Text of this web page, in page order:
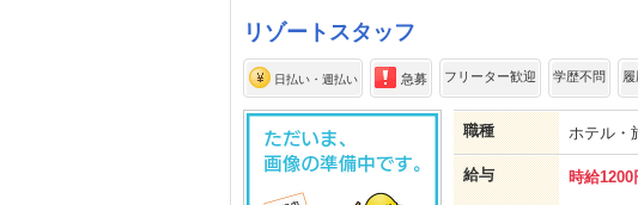
リゾートスタッフ
日払い・週払い 急募 フリーター歓迎 学歴不問
職種 ホテル・
給与 時給1200